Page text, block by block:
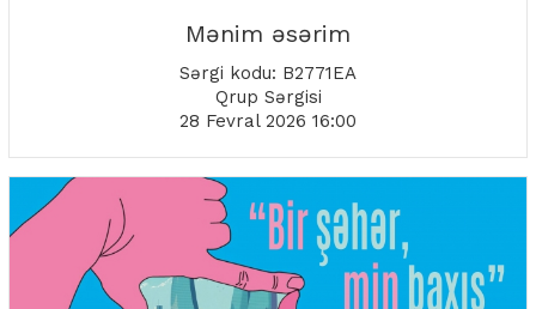
Mənim əsərim
Sərgi kodu: B2771EA
Qrup Sərgisi
28 Fevral 2026 16:00